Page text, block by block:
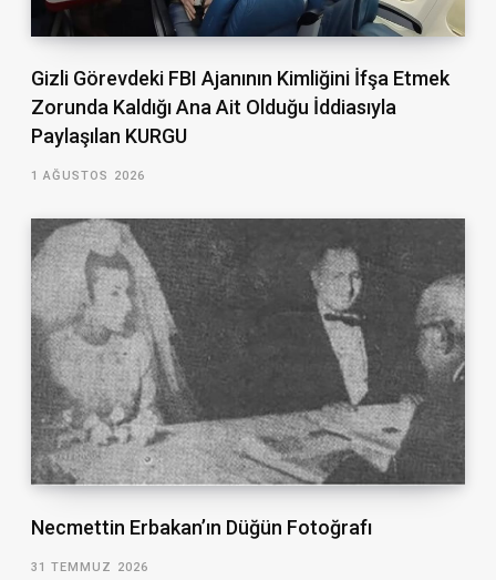
Gizli Görevdeki FBI Ajanının Kimliğini İfşa Etmek
Zorunda Kaldığı Ana Ait Olduğu İddiasıyla
Paylaşılan KURGU
1 AĞUSTOS 2026
Necmettin Erbakan’ın Düğün Fotoğrafı
31 TEMMUZ 2026